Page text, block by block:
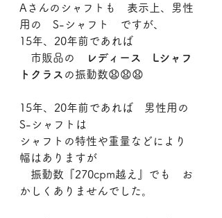
Aさんのシャフトも　表示上、男性
用の　S-シャフト　ですが、
15年、20年前であれば
市販品の
レディース　Lシャフ
トクラス の振動数😧😧😧
15年、20年前であれば　男性用の
S-シャフトは
シャフトの特性や重量などにより
幅はありますが
振動数『270cpm越え』でも　お
かしくありませんでした。